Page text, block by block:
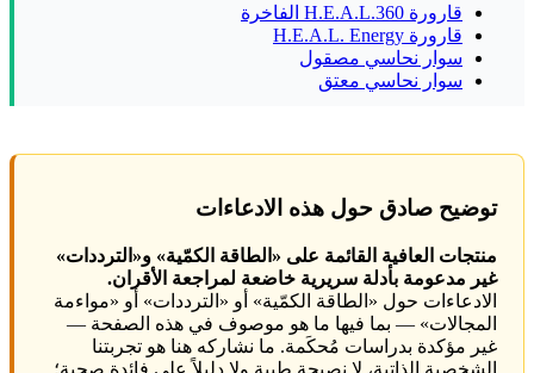
قارورة H.E.A.L.360 الفاخرة
قارورة H.E.A.L. Energy
سوار نحاسي مصقول
سوار نحاسي معتق
توضيح صادق حول هذه الادعاءات
منتجات العافية القائمة على «الطاقة الكمّية» و«الترددات»
غير مدعومة بأدلة سريرية خاضعة لمراجعة الأقران.
الادعاءات حول «الطاقة الكمّية» أو «الترددات» أو «مواءمة
المجالات» — بما فيها ما هو موصوف في هذه الصفحة —
غير مؤكدة بدراسات مُحكَمة. ما نشاركه هنا هو تجربتنا
الشخصية الذاتية، لا نصيحة طبية ولا دليلاً على فائدة صحية؛